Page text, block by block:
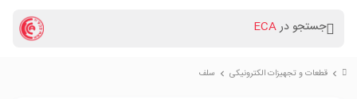
جستجو درECA
chevron_right قطعات و تجهیزات الکترونیکی chevron_right سلف